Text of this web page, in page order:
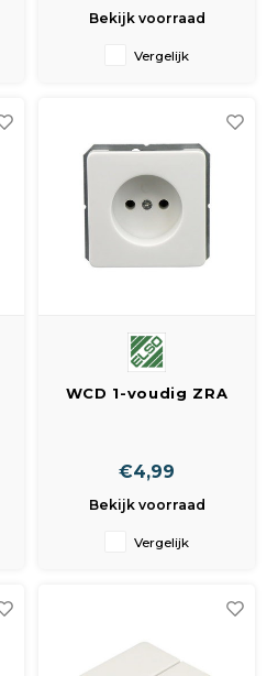
Bekijk voorraad
Vergelijk
WCD 1-voudig ZRA
€4,99
Bekijk voorraad
Vergelijk